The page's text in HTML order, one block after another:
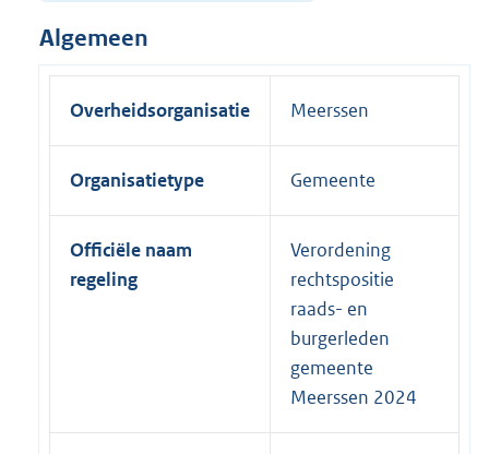
Algemeen
Overheidsorganisatie Meerssen
Organisatietype Gemeente
Officiële naam
regeling
Verordening
rechtspositie
raads- en
burgerleden
gemeente
Meerssen 2024